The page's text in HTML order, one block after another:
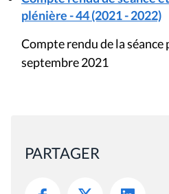
plénière - 44 (2021 - 2022)
Compte rendu de la séance
septembre 2021
PARTAGER